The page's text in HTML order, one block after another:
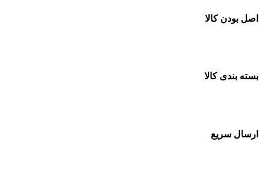
اصل بودن کالا
بسته بندی کالا
ارسال سریع